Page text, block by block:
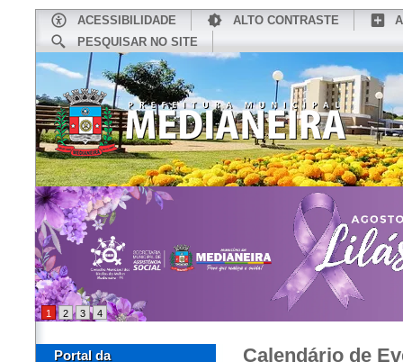
ACESSIBILIDADE ALTO CONTRASTE
PESQUISAR NO SITE
CONHEÇA MEDIANEIRA
1 2 3 4
Portal da
Calendário de